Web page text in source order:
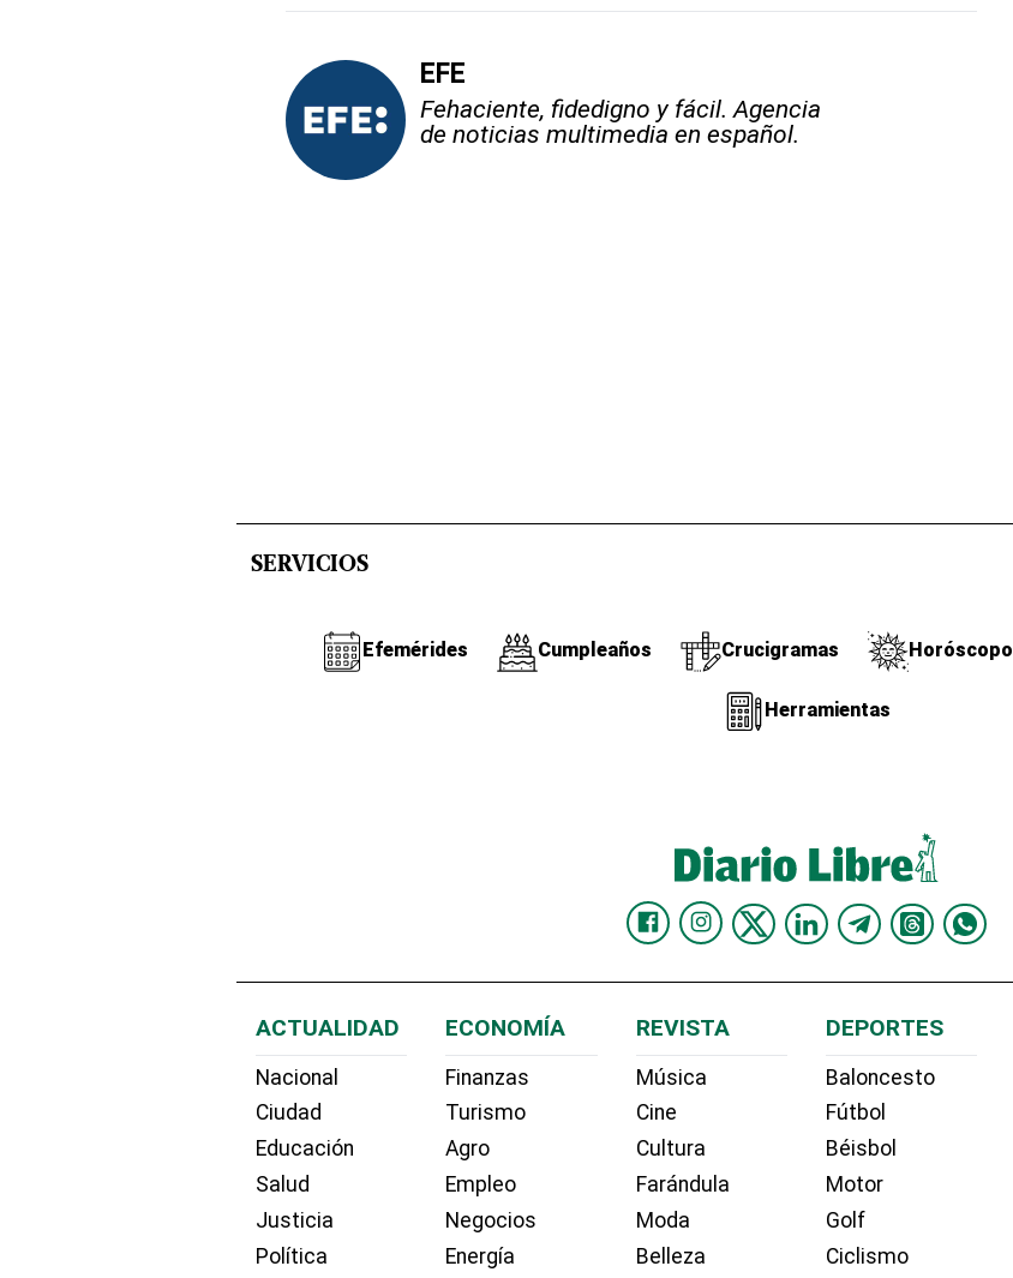
EFE
Fehaciente, fidedigno y fácil. Agencia
de noticias multimedia en español.
SERVICIOS
Efemérides Cumpleaños Crucigramas Horóscopo
Herramientas
ACTUALIDAD
Nacional
Ciudad
Educación
Salud
Justicia
Política
ECONOMÍA
Finanzas
Turismo
Agro
Empleo
Negocios
Energía
REVISTA
Música
Cine
Cultura
Farándula
Moda
Belleza
DEPORTES
Baloncesto
Fútbol
Béisbol
Motor
Golf
Ciclismo